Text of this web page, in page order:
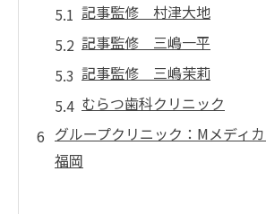
記事監修 村津大地
記事監修 三嶋一平
記事監修 三嶋茉莉
むらつ歯科クリニック
グループクリニック：Mメディ
福岡